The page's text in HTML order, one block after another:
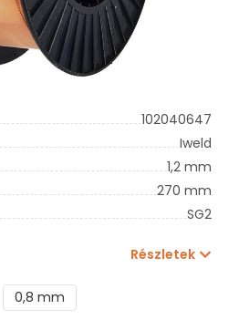
102040647
Iweld
1,2 mm
270 mm
SG2
Részletek
0,8 mm